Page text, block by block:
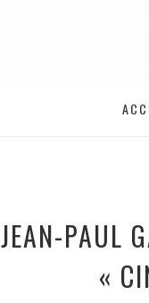
JEAN-PAUL
«